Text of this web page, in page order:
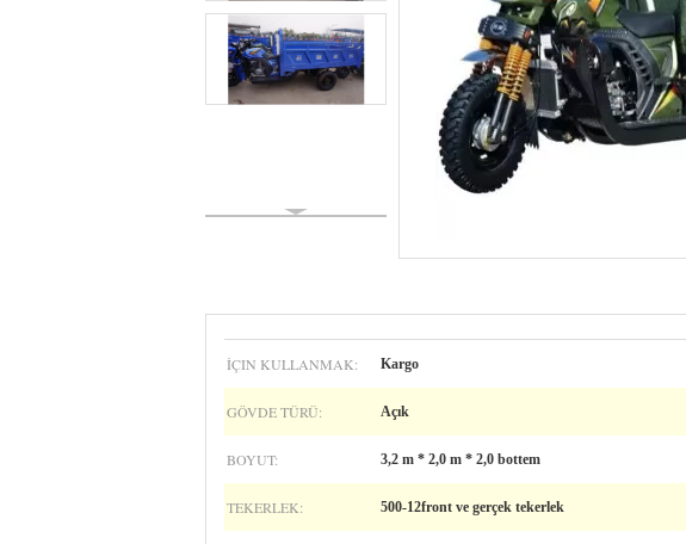
İÇIN KULLANMAK: Kargo
GÖVDE TÜRÜ: Açık
BOYUT: 3,2 m * 2,0 m * 2,0 bottem
TEKERLEK: 500-12front ve gerçek tekerlek